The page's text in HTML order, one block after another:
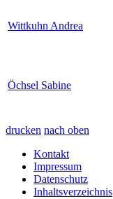
Wittkuhn Andrea
Öchsel Sabine
drucken nach oben
Kontakt
Impressum
Datenschutz
Inhaltsverzeichnis